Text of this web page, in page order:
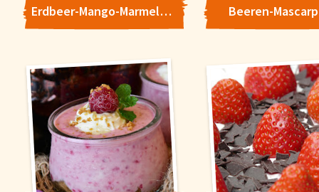
Erdbeer-Mango-Marmelade Beeren-